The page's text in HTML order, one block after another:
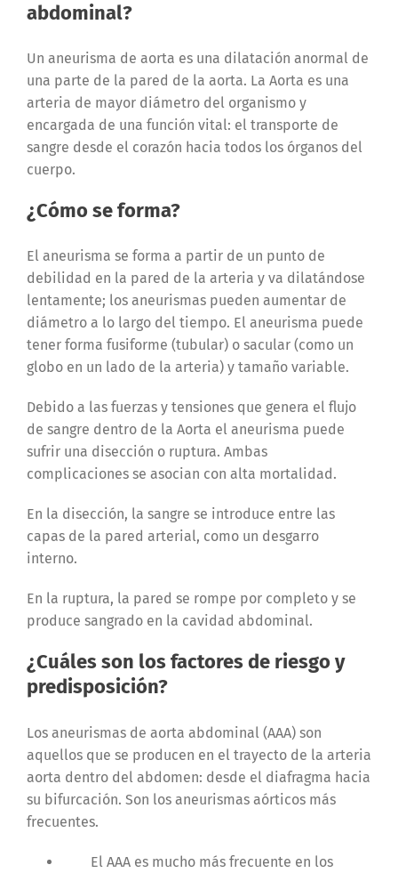
abdominal?
Un aneurisma de aorta es una dilatación anormal de
una parte de la pared de la aorta. La Aorta es una
arteria de mayor diámetro del organismo y
encargada de una función vital: el transporte de
sangre desde el corazón hacia todos los órganos del
cuerpo.
¿Cómo se forma?
El aneurisma se forma a partir de un punto de
debilidad en la pared de la arteria y va dilatándose
lentamente; los aneurismas pueden aumentar de
diámetro a lo largo del tiempo. El aneurisma puede
tener forma fusiforme (tubular) o sacular (como un
globo en un lado de la arteria) y tamaño variable.
Debido a las fuerzas y tensiones que genera el flujo
de sangre dentro de la Aorta el aneurisma puede
sufrir una disección o ruptura. Ambas
complicaciones se asocian con alta mortalidad.
En la disección, la sangre se introduce entre las
capas de la pared arterial, como un desgarro
interno.
En la ruptura, la pared se rompe por completo y se
produce sangrado en la cavidad abdominal.
¿Cuáles son los factores de riesgo y
predisposición?
Los aneurismas de aorta abdominal (AAA) son
aquellos que se producen en el trayecto de la arteria
aorta dentro del abdomen: desde el diafragma hacia
su bifurcación. Son los aneurismas aórticos más
frecuentes.
El AAA es mucho más frecuente en los